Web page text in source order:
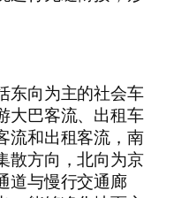
东向为主的社会车
大巴客流、出租车
流和出租客流，南
散方向，北向为京
道与慢行交通廊